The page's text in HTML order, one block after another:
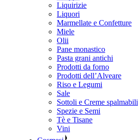
Liquirizie
Liquori
Marmellate e Confetture
Miele
Olii
Pane monastico
Pasta grani antichi
Prodotti da forno
Prodotti dell’Alveare
Riso e Legumi
Sale
Sottoli e Creme spalmabili
Spezie e Semi
Tè e Tisane
Vini